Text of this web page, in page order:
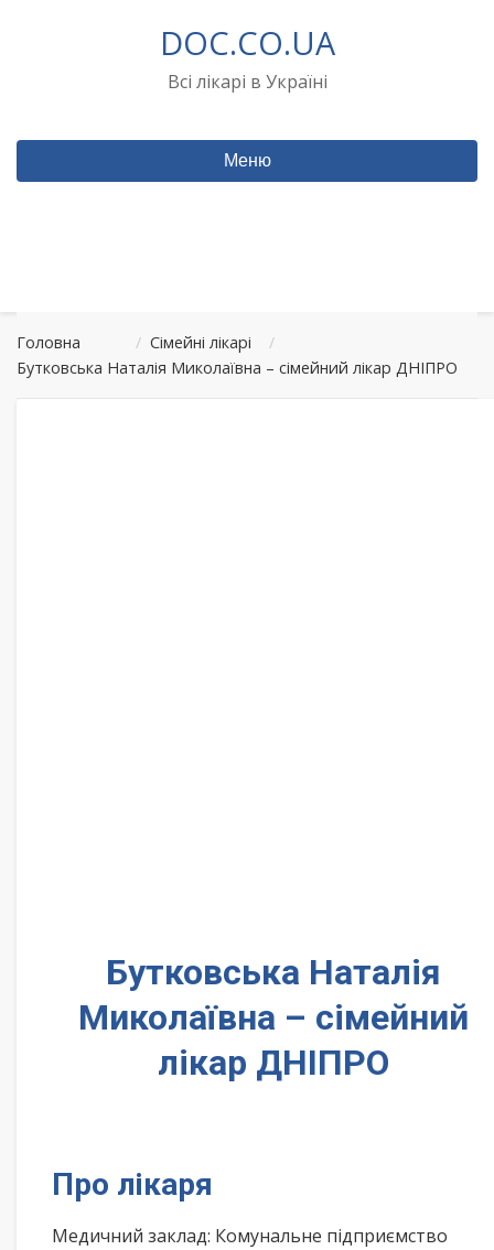
DOC.CO.UA
Всі лікарі в Україні
Меню
Головна / Сімейні лікарі
/
Бутковська Наталія Миколаївна – сімейний лікар ДНІПРО
Бутковська Наталія
Миколаївна – сімейний
лікар ДНІПРО
Про лікаря
Медичний заклад: Комунальне підприємство